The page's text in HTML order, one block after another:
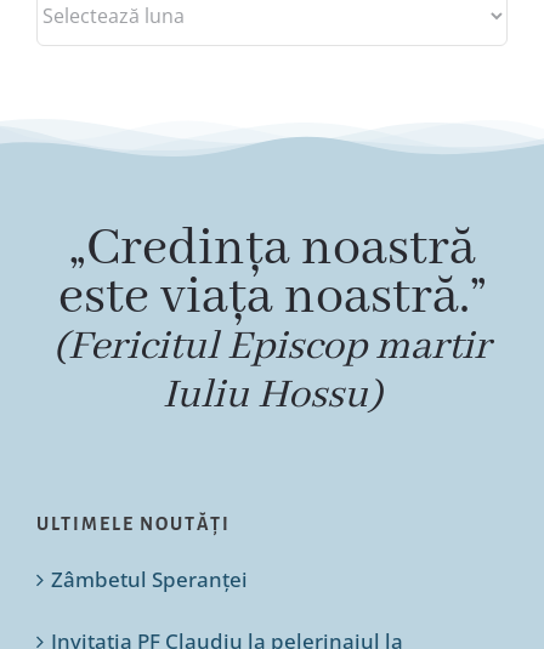
„Credința noastră
este viața noastră.”
(Fericitul Episcop martir
Iuliu Hossu)
ULTIMELE NOUTĂȚI
Zâmbetul Speranței
Invitația PF Claudiu la pelerinajul la